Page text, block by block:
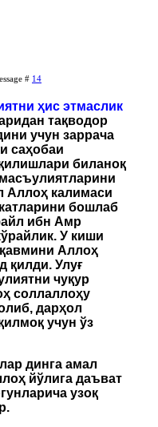
# 14
ҳис этмаслик
тақводор
учун заррача
саҳобаи
биланоқ
Аллоҳ калимаси
бошлаб
ибн Амр
У киши
Аллоҳ
қилди. Улуғ
чуқур
соллаллоҳу
дарҳол
учун ўз
динга амал
йўлига даъват
узоқ